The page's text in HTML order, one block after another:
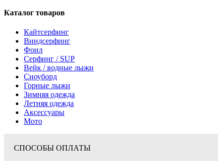
Каталог товаров
Кайтсерфинг
Виндсерфинг
Фоил
Серфинг / SUP
Вейк / водные лыжи
Сноуборд
Горные лыжи
Зимняя одежда
Летняя одежда
Аксессуары
Мото
СПОСОБЫ ОПЛАТЫ